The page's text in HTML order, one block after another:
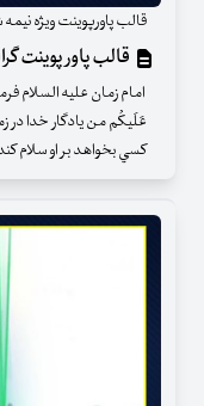
قالب پاورپوینت ویژه
قالب پاور پوینت
امام زمان علیه السلام
عَلَيكُم من يادگار خدا
كسي بخواهد بر او سلام